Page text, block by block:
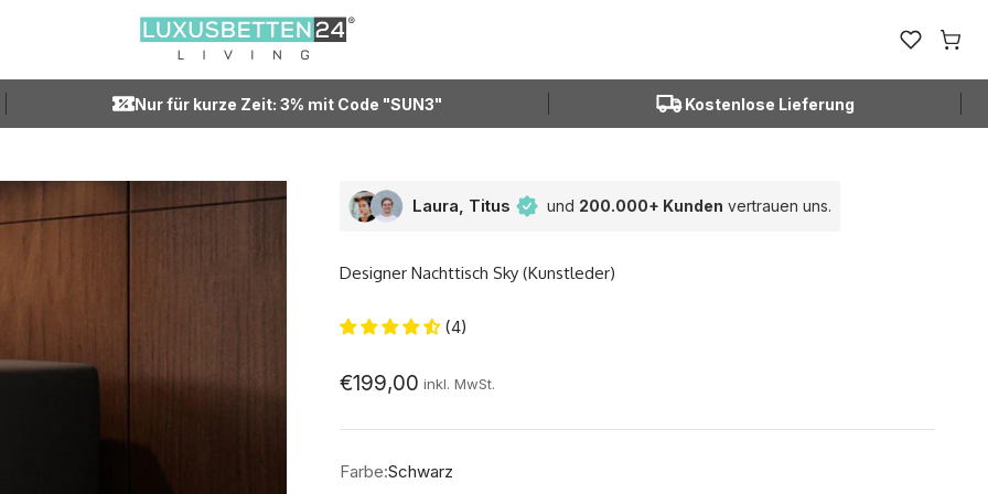
Luxusbetten24
Favoriten
Nur für kurze Zeit: 3% mit Code "SUN3" Kostenlose Lieferung
Laura, Titus und 200.000+ Kunden vertrauen uns.
Designer Nachttisch Sky (Kunstleder)
(4)
Angebot
€199,00 inkl. MwSt.
Farbe:Schwarz